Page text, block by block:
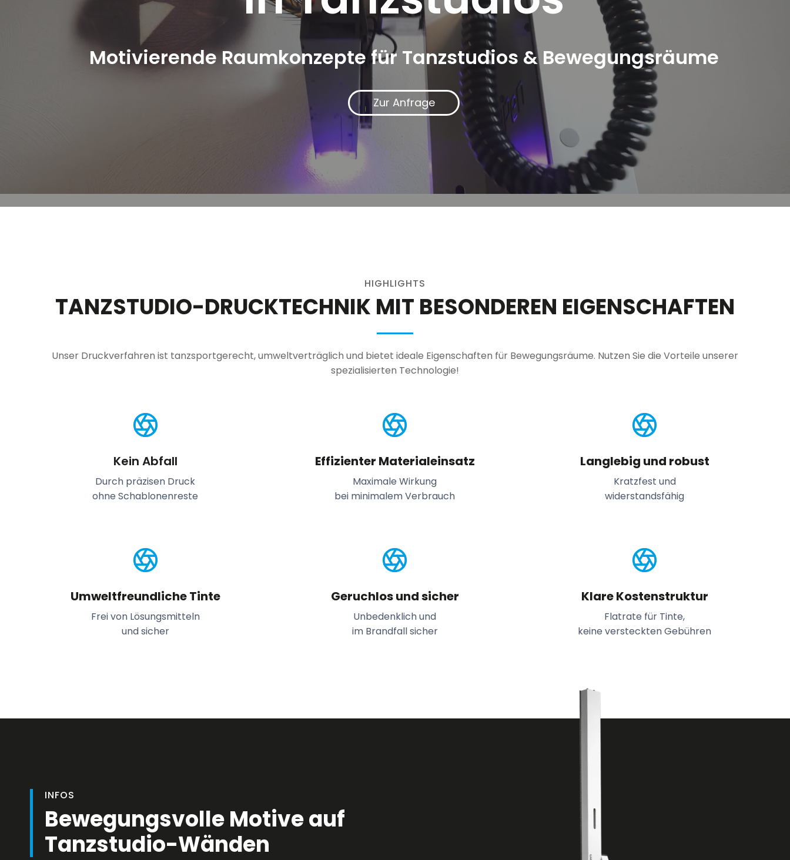
Motivierende Raumkonzepte für Tanzstudios & Bewegungsräume
Zur Anfrage
HIGHLIGHTS
TANZSTUDIO-DRUCKTECHNIK MIT BESONDEREN EIGENSCHAFTEN
Unser Druckverfahren ist tanzsportgerecht, umweltverträglich und bietet ideale Eigenschaften für Bewegungsräume. Nutzen Sie die Vorteile unserer
spezialisierten Technologie!
Kein Abfall
Durch präzisen Druck
ohne Schablonenreste
Effizienter Materialeinsatz
Maximale Wirkung
bei minimalem Verbrauch
Langlebig und robust
Kratzfest und
widerstandsfähig
Umweltfreundliche Tinte
Frei von Lösungsmitteln
und sicher
Geruchlos und sicher
Unbedenklich und
im Brandfall sicher
Klare Kostenstruktur
Flatrate für Tinte,
keine versteckten Gebühren
INFOS
Bewegungsvolle Motive auf
Tanzstudio-Wänden